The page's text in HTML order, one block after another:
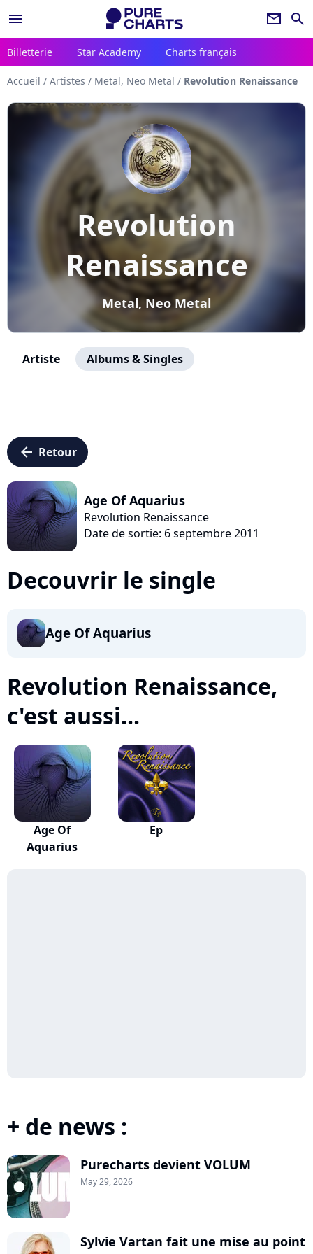
menu newsletter search
Billetterie Star Academy Charts français
Accueil / Artistes / Metal, Neo Metal / Revolution Renaissance
Revolution
Renaissance
Metal, Neo Metal
Artiste Albums & Singles
arrow_left Retour
Age Of Aquarius
Revolution Renaissance
Date de sortie: 6 septembre 2011
Decouvrir le single
Age Of Aquarius
Revolution Renaissance,
c'est aussi...
Age Of
Aquarius
Ep
+ de news :
Purecharts devient VOLUM
May 29, 2026
Sylvie Vartan fait une mise au point